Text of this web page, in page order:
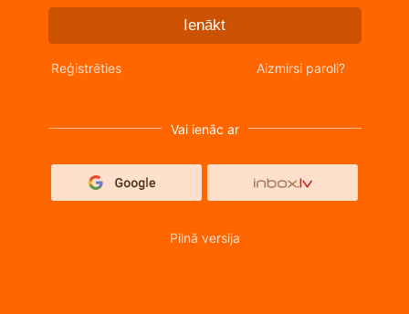
Ienākt
Reģistrēties Aizmirsi paroli?
Vai ienāc ar
Pilnā versija